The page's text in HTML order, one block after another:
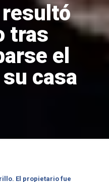
tras
el
casa
El propietario fue